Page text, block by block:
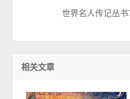
世界名人传记丛
相关文章